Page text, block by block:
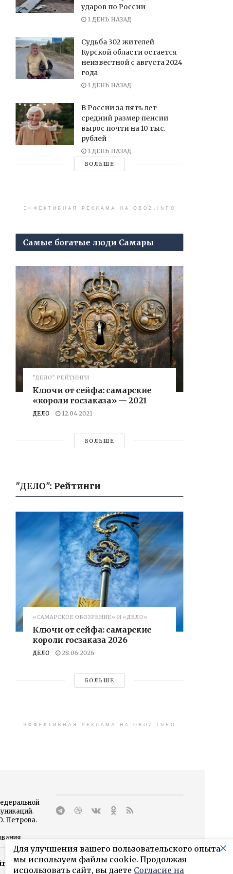
ударов по России
1 ДЕНЬ НАЗАД
Судьба 302 жителей
Курской области остается
неизвестной с августа 2024
года
1 ДЕНЬ НАЗАД
В России за пять лет
средний размер пенсии
вырос почти на 10 тыс.
рублей
1 ДЕНЬ НАЗАД
БОЛЬШЕ
ЭФФЕКТИВНАЯ РЕКЛАМА НА OBOZ.INFO
Самые богатые люди Самары
"ДЕЛО". РЕЙТИНГИ
Ключи от сейфа: самарские
«короли госзаказа» — 2021
ДЕЛО 12.04.2021
БОЛЬШЕ
"ДЕЛО": Рейтинги
«САМАРСКОЕ ОБОЗРЕНИЕ» И «ДЕЛО»
Ключи от сейфа: самарские
короли госзаказа 2026
ДЕЛО 28.06.2026
БОЛЬШЕ
ЭФФЕКТИВНАЯ РЕКЛАМА НА OBOZ.INFO
Петрова.
Для улучшения вашего пользовательского опыта
мы используем файлы cookie. Продолжая
использовать сайт, вы даете Согласие на